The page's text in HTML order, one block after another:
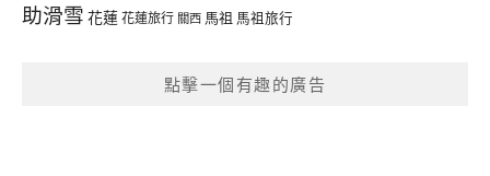
助滑雪 花蓮花蓮旅行 關西 馬祖 馬祖旅行
點擊一個有趣的廣告